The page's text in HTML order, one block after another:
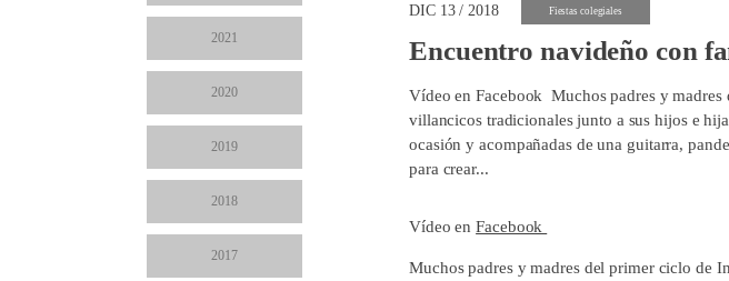
2021
2020
2019
2018
2017
DIC 13 / 2018 Fiestas colegiales
Encuentro navideño con
Vídeo en Facebook Muchos padres y
villancicos tradicionales junto a sus hijos e
ocasión y acompañadas de una guitarra,
para crear...
Vídeo enFacebook
Muchos padres y madres del primer ciclo de